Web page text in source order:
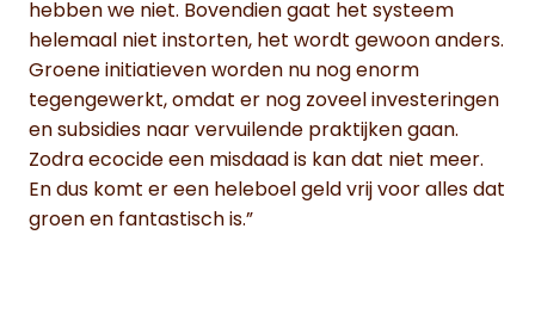
hebben we niet. Bovendien gaat het systeem
helemaal niet instorten, het wordt gewoon anders.
Groene initiatieven worden nu nog enorm
tegengewerkt, omdat er nog zoveel investeringen
en subsidies naar vervuilende praktijken gaan.
Zodra ecocide een misdaad is kan dat niet meer.
En dus komt er een heleboel geld vrij voor alles dat
groen en fantastisch is.”